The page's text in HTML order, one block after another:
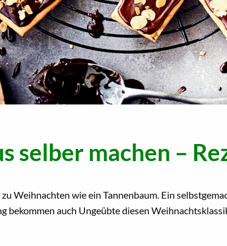
selber machen –
Weihnachten wie ein Tannenbaum. Ein
auch Ungeübte diesen